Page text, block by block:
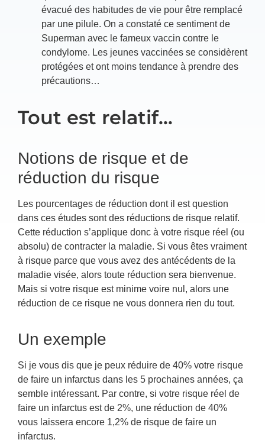
évacué des habitudes de vie pour être remplacé
par une pilule. On a constaté ce sentiment de
Superman avec le fameux vaccin contre le
condylome. Les jeunes vaccinées se considèrent
protégées et ont moins tendance à prendre des
précautions…
Tout est relatif…
Notions de risque et de
réduction du risque
Les pourcentages de réduction dont il est question
dans ces études sont des réductions de risque relatif.
Cette réduction s’applique donc à votre risque réel (ou
absolu) de contracter la maladie. Si vous êtes vraiment
à risque parce que vous avez des antécédents de la
maladie visée, alors toute réduction sera bienvenue.
Mais si votre risque est minime voire nul, alors une
réduction de ce risque ne vous donnera rien du tout.
Un exemple
Si je vous dis que je peux réduire de 40% votre risque
de faire un infarctus dans les 5 prochaines années, ça
semble intéressant. Par contre, si votre risque réel de
faire un infarctus est de 2%, une réduction de 40%
vous laissera encore 1,2% de risque de faire un
infarctus.